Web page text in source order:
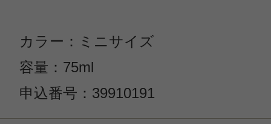
カラー：ミニサイズ
容量：75ml
申込番号：39910191